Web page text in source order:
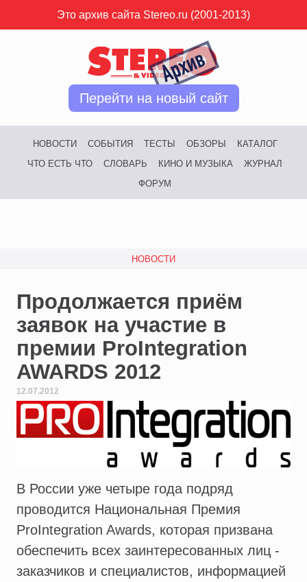
Это архив сайта Stereo.ru (2001-2013)
Перейти на новый сайт
НОВОСТИ СОБЫТИЯ ТЕСТЫ ОБЗОРЫ
КАТАЛОГ
ЧТО ЕСТЬ ЧТО
СЛОВАРЬ КИНО И МУЗЫКА
ЖУРНАЛ
ФОРУМ
НОВОСТИ
Продолжается приём
заявок на участие в
премии ProIntegration
AWARDS 2012
12.07.2012
В России уже четыре года подряд
проводится Национальная Премия
ProIntegration Awards, которая призвана
обеспечить всех заинтересованных лиц -
заказчиков и специалистов, информацией